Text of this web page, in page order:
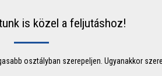
is közel a feljutáshoz!
osztályban szerepeljen. Ugyanakkor